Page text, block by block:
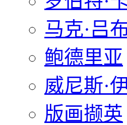
马克·吕
鲍德里亚
威尼斯·
版画撷英